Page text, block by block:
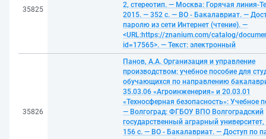
35825
2, стереотип. — Москва: Горячая линия-
2015. — 352 с. — ВО - Бакалавриат. —
паролю из сети Интернет (чтение). —
<URL:https://znanium.com/catalog/
id=17565>. — Текст: электронный
35826
Панов, А.А. Организация и управление
производством: учебное пособие для
обучающихся по направлению
35.03.06 «Агроинженерия» и 20.03.01
«Техносферная безопасность»: Учебное
— Волгоград: ФГБОУ ВПО Волгоградский
государственный аграрный
156 с. — ВО - Бакалавриат. — Доступ по